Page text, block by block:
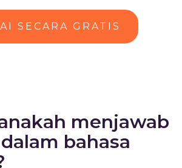
SECARA GRATIS
menjawab
bahasa